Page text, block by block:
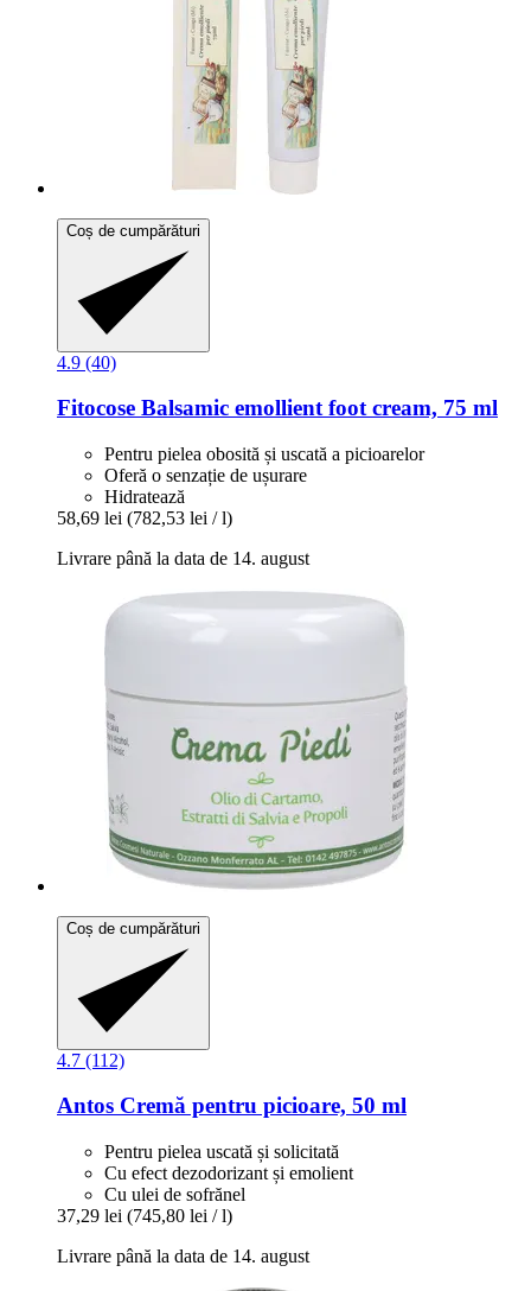
Coș de cumpărături
4.9 (40)
Fitocose Balsamic emollient foot cream, 75 ml
Pentru pielea obosită și uscată a picioarelor
Oferă o senzație de ușurare
Hidratează
58,69 lei (782,53 lei / l)
Livrare până la data de 14. august
Coș de cumpărături
4.7 (112)
Antos Cremă pentru picioare, 50 ml
Pentru pielea uscată și solicitată
Cu efect dezodorizant și emolient
Cu ulei de sofrănel
37,29 lei (745,80 lei / l)
Livrare până la data de 14. august